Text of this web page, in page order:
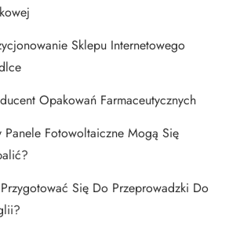
Sklepu Internetowego
Opakowań Farmaceutycznych
Panele Fotowoltaiczne Mogą Się
Przygotować Się Do Przeprowadzki Do